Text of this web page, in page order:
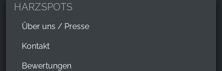
HARZSPOTS
Über uns / Presse
Kontakt
Bewertungen